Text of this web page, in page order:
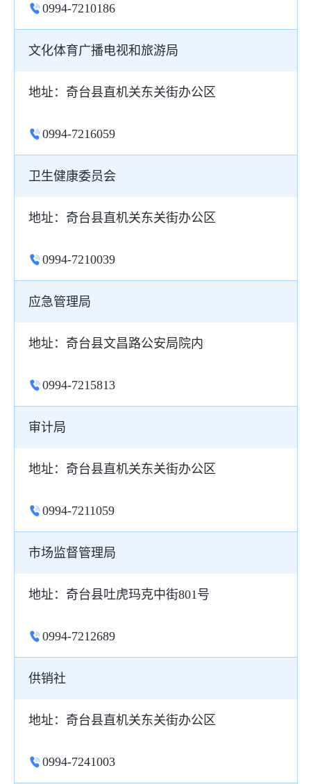
0994-7210186
文化体育广播电视和旅游局
地址：奇台县直机关东关街办公区
0994-7216059
卫生健康委员会
地址：奇台县直机关东关街办公区
0994-7210039
应急管理局
地址：奇台县文昌路公安局院内
0994-7215813
审计局
地址：奇台县直机关东关街办公区
0994-7211059
市场监督管理局
地址：奇台县吐虎玛克中街801号
0994-7212689
供销社
地址：奇台县直机关东关街办公区
0994-7241003